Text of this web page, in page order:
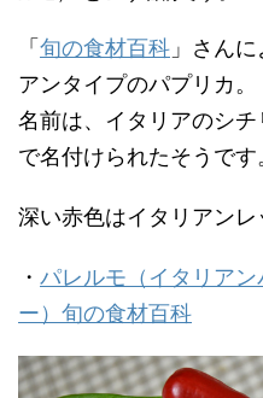
「 旬の食材百科 」さん
アンタイプのパプリカ。
名前は、イタリアのシ
で名付けられたそうです
深い赤色はイタリアンレ
・ パレルモ（イタリア
ー）旬の食材百科